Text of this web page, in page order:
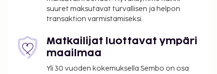
suuret maksutavat turvallisen ja helpon
transaktion varmistamiseksi.
Matkailijat luottavat ympäri
maailmaa
Yli 30 vuoden kokemuksella Sembo on osa